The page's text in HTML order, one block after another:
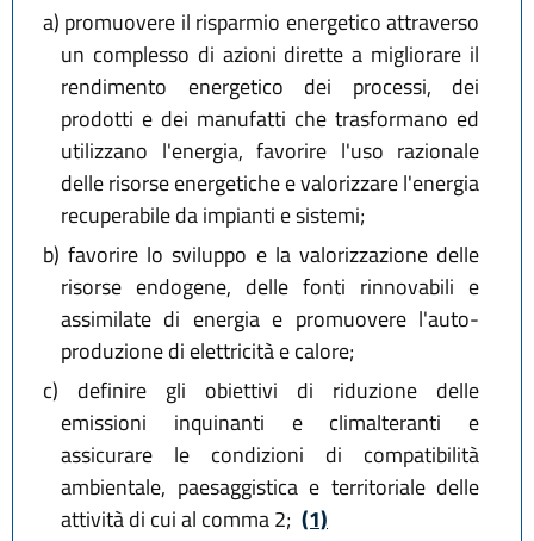
a) promuovere il risparmio energetico attraverso
un complesso di azioni dirette a migliorare il
rendimento energetico dei processi, dei
prodotti e dei manufatti che trasformano ed
utilizzano l'energia, favorire l'uso razionale
delle risorse energetiche e valorizzare l'energia
recuperabile da impianti e sistemi;
b) favorire lo sviluppo e la valorizzazione delle
risorse endogene, delle fonti rinnovabili e
assimilate di energia e promuovere l'auto-
produzione di elettricità e calore;
c) definire gli obiettivi di riduzione delle
emissioni inquinanti e climalteranti e
assicurare le condizioni di compatibilità
ambientale, paesaggistica e territoriale delle
attività di cui al comma 2; (1)